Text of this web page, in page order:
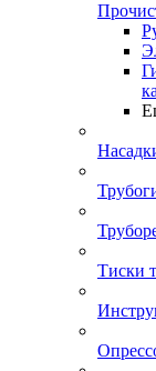
Тиски